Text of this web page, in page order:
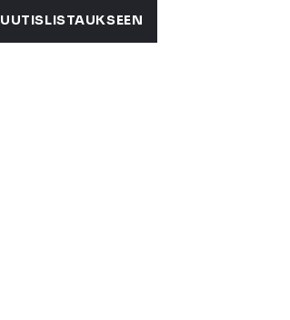
UUTISLISTAUKSEEN